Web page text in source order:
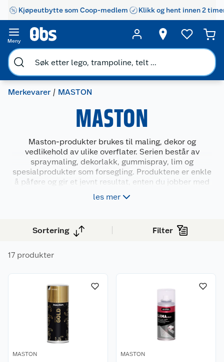
Kjøpeutbytte som Coop-medlem Klikk og hent innen 2
Meny
Merkevarer MASTON
MASTON
Maston-produkter brukes til maling, dekor og
vedlikehold av ulike overflater. Serien består av
spraymaling, dekorlakk, gummispray, lim og
spesialprodukter som forsegling. Produktene er enkle
å påføre og gir et jevnt resultat, enten du jobber med
tre, metall, plast eller glass. Maston dekker behovet
for praktiske løsninger til både små reparasjoner,
les mer
Sortering Filter
17 produkter
MASTON MASTON